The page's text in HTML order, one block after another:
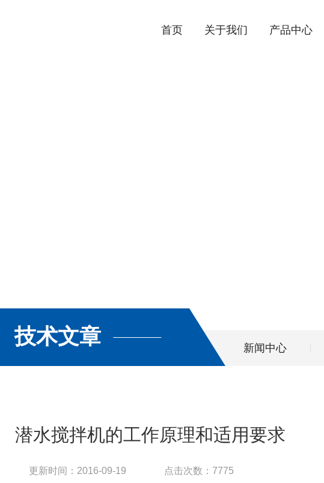
首页 关于我们 产品中心
技术文章 新闻中心
潜水搅拌机的工作原理和适用要求
更新时间：2016-09-19 点击次数：7775